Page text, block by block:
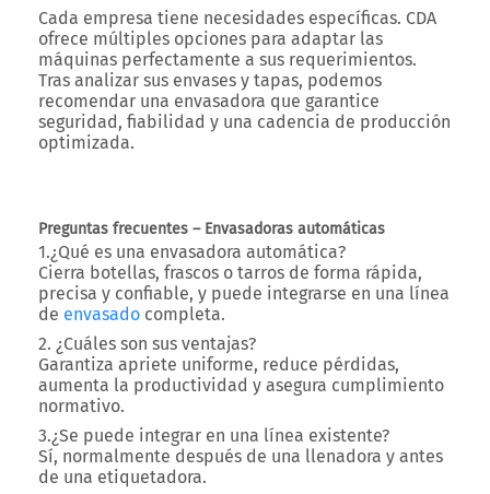
Cada empresa tiene necesidades específicas. CDA
ofrece múltiples opciones para adaptar las
máquinas perfectamente a sus requerimientos.
Tras analizar sus envases y tapas, podemos
recomendar una envasadora que garantice
seguridad, fiabilidad y una cadencia de producción
optimizada.
Preguntas frecuentes – Envasadoras automáticas
1.¿Qué es una envasadora automática?
Cierra botellas, frascos o tarros de forma rápida,
precisa y confiable, y puede integrarse en una línea
de envasado completa.
2. ¿Cuáles son sus ventajas?
Garantiza apriete uniforme, reduce pérdidas,
aumenta la productividad y asegura cumplimiento
normativo.
3.¿Se puede integrar en una línea existente?
Sí, normalmente después de una llenadora y antes
de una etiquetadora.